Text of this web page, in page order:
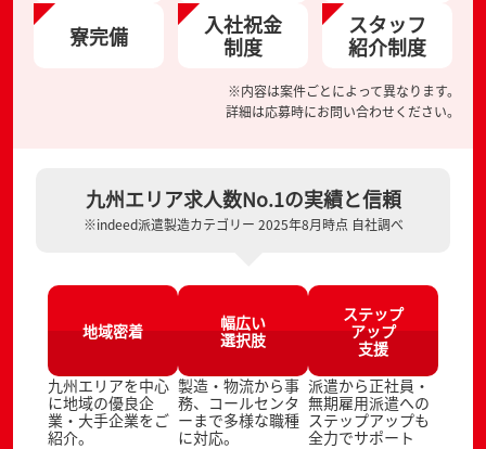
寮完備 入社祝金
制度
スタッフ
紹介制度
※内容は案件ごとによって異なります。
詳細は応募時にお問い合わせください。
九州エリア求人数No.1の実績と信頼
※indeed派遣製造カテゴリー 2025年8月時点 自社調べ
地域密着
九州エリアを中心
に地域の優良企
業・大手企業をご
紹介。
幅広い
選択肢
製造・物流から事
務、コールセンタ
ーまで多様な職種
に対応。
ステップ
アップ
支援
派遣から正社員・
無期雇用派遣への
ステップアップも
全力でサポート